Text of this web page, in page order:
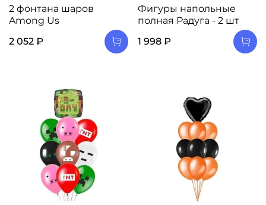
2 фонтана шаров
Among Us
2 052 ₽
Фигуры напольные
полная Радуга - 2 шт
1 998 ₽